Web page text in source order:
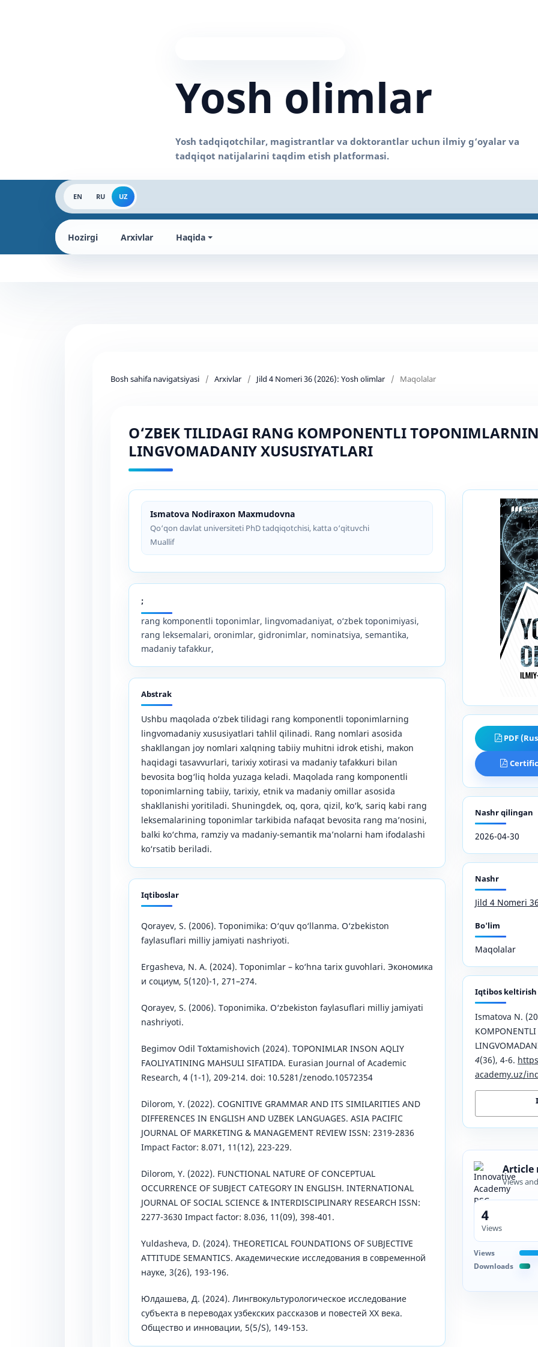
Yosh olimlar
EN RU UZ
Hozirgi Arxivlar Haqida
Bosh sahifa navigatsiyasi / Arxivlar / Jild 4 Nomeri 36 (2026): Yosh olimlar / Maqolalar
O‘ZBEK TILIDAGI RANG KOMPONENTLI
LINGVOMADANIY XUSUSIYATLARI
Ismаtоvа Nоdirаxоn Mаxmudоvnа
Qo‘qon davlat universiteti PhD tadqiqotchisi, katta o‘qituvchi
Muallif
;
rang komponentli toponimlar, lingvomadaniyat, o‘zbek toponimiyasi,
rang leksemalari, oronimlar, gidronimlar, nominatsiya, semantika,
madaniy tafakkur,
Abstrak
Ushbu maqolada o‘zbek tilidagi rang komponentli toponimlarning
lingvomadaniy xususiyatlari tahlil qilinadi. Rang nomlari asosida
shakllangan joy nomlari xalqning tabiiy muhitni idrok etishi, makon
haqidagi tasavvurlari, tarixiy xotirasi va madaniy tafakkuri bilan
bevosita bog‘liq holda yuzaga keladi. Maqolada rang komponentli
toponimlarning tabiiy, tarixiy, etnik va madaniy omillar asosida
shakllanishi yoritiladi. Shuningdek, oq, qora, qizil, ko‘k, sariq kabi rang
leksemalarining toponimlar tarkibida nafaqat bevosita rang ma’nosini,
balki ko‘chma, ramziy va madaniy-semantik ma’nolarni ham ifodalashi
ko‘rsatib beriladi.
Iqtiboslar
Qorayev, S. (2006). Toponimika: O‘quv qo‘llanma. O‘zbekiston
faylasuflari milliy jamiyati nashriyoti.
Ergasheva, N. A. (2024). Toponimlar – ko‘hna tarix guvohlari. Экономика
и социум, 5(120)-1, 271–274.
Qorayev, S. (2006). Toponimika. O‘zbekiston faylasuflari milliy jamiyati
nashriyoti.
Begimov Odil Toʻxtamishovich (2024). TOPONIMLAR INSON AQLIY
FAOLIYATINING MAHSULI SIFATIDA. Eurasian Journal of Academic
Research, 4 (1-1), 209-214. doi: 10.5281/zenodo.10572354
Dilorom, Y. (2022). COGNITIVE GRAMMAR AND ITS SIMILARITIES AND
DIFFERENCES IN ENGLISH AND UZBEK LANGUAGES. ASIA PACIFIC
JOURNAL OF MARKETING & MANAGEMENT REVIEW ISSN: 2319-2836
Impact Factor: 8.071, 11(12), 223-229.
Dilorom, Y. (2022). FUNCTIONAL NATURE OF CONCEPTUAL
OCCURRENCE OF SUBJECT CATEGORY IN ENGLISH. INTERNATIONAL
JOURNAL OF SOCIAL SCIENCE & INTERDISCIPLINARY RESEARCH ISSN:
2277-3630 Impact factor: 8.036, 11(09), 398-401.
Yuldasheva, D. (2024). THEORETICAL FOUNDATIONS OF SUBJECTIVE
ATTITUDE SEMANTICS. Академические исследования в современной
науке, 3(26), 193-196.
Юлдашева, Д. (2024). Лингвокультурологическое исследование
субъекта в переводах узбекских рассказов и повестей XX века.
Общество и инновации, 5(5/S), 149-153.
PDF
Nashr qilingan
2026-04-30
Nashr
Jild 4 Nomeri
Bo'lim
Maqolalar
Iqtibos
Ismаtоvа N.
4(36), 4-6.
academy.uz/
Article
Views
4
Views
Views
Downloads